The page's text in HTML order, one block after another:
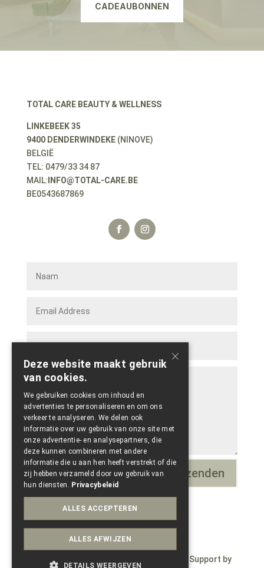
CADEAUBONNEN
TOTAL CARE BEAUTY & WELLNESS
LINKEBEEK 35
9400 DENDERWINDEKE(NINOVE)
BELGIË
TEL: 0479/33 34 87
MAIL: INFO@TOTAL-CARE.BE
BE0543687869
8 + 1= Verzenden
© Copyright 2023 – Wepdzign by Paele – Support by
×
Deze website maakt gebruik
van cookies.
We gebruiken cookies om inhoud en
advertenties te personaliseren en om ons
verkeer te analyseren. We delen ook
informatie over uw gebruik van onze site met
onze advertentie- en analysepartners, die
deze kunnen combineren met andere
informatie die u aan hen heeft verstrekt of die
zij hebben verzameld door uw gebruik van
hun diensten. Privacybeleid
ALLES ACCEPTEREN
ALLES AFWIJZEN
DETAILS WEERGEVEN